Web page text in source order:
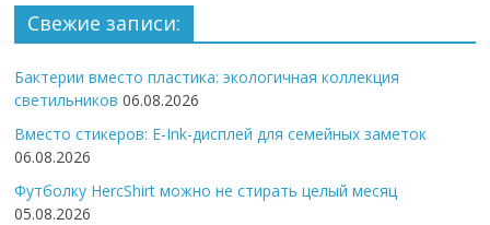
Свежие записи:
Бактерии вместо пластика: экологичная коллекция
светильников 06.08.2026
Вместо стикеров: E-Ink-дисплей для семейных заметок
06.08.2026
Футболку HercShirt можно не стирать целый месяц
05.08.2026